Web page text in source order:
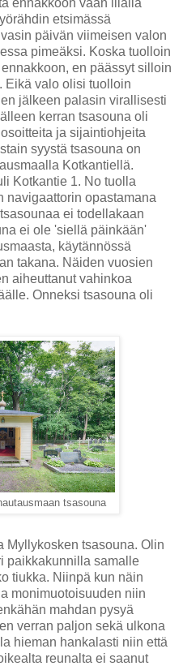
etsimässä
päivän viimeisen valon
pimeäksi. Koska tuolloin
en päässyt silloin
Eikä valo olisi tuolloin
jälkeen palasin virallisesti
kerran tsasouna oli
ja sijaintiohjeita
syystä tsasouna on
Kotkantiellä.
Kotkantie 1. No tuolla
navigaattorin opastamana
ei todellakaan
ei ole 'siellä päinkään'
käytännössä
takana. Näiden vuosien
aiheuttanut vahinkoa
Onneksi tsasouna oli
tsasouna
Myllykosken tsasouna. Olin
paikkakunnilla samalle
tiukka. Niinpä kun näin
monimuotoisuuden niin
mahdan pysyä
verran paljon sekä ulkona
hieman hankalasti niin että
reunalta ei saanut